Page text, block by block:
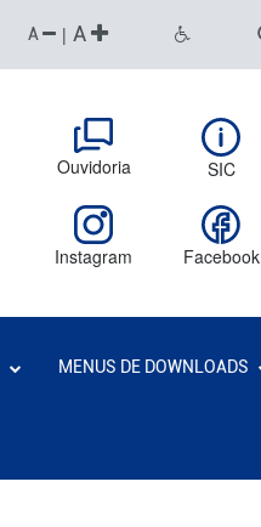
A | A
Ouvidoria SIC
Instagram Facebook
MENUS DE DOWNLOADS